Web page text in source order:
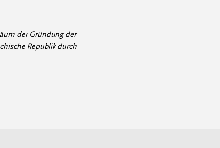
der Gründung der
Republik durch